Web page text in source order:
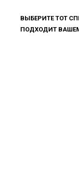
ВЫБЕРИТЕ ТОТ
ПОДХОДИТ